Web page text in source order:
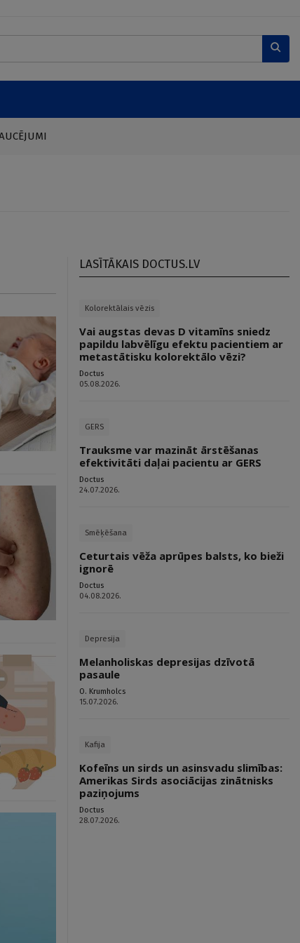
LASĪTĀKAIS DOCTUS.LV
Kolorektālais vēzis
Vai augstas devas D vitamīns sniedz
papildu labvēlīgu efektu pacientiem ar
metastātisku kolorektālo vēzi?
Doctus
05.08.2026.
GERS
Trauksme var mazināt ārstēšanas
efektivitāti daļai pacientu ar GERS
Doctus
24.07.2026.
Smēķēšana
Ceturtais vēža aprūpes balsts, ko bieži
ignorē
Doctus
04.08.2026.
Depresija
Melanholiskas depresijas dzīvotā
pasaule
O. Krumholcs
15.07.2026.
Kafija
Kofeīns un sirds un asinsvadu slimības:
Amerikas Sirds asociācijas zinātnisks
paziņojums
Doctus
28.07.2026.